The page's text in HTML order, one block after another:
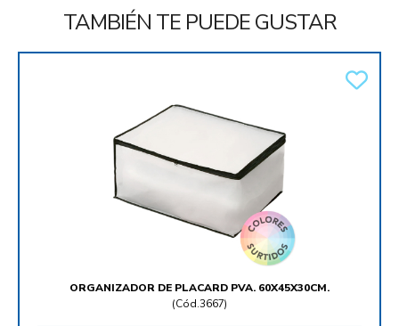
TAMBIÉN TE PUEDE GUSTAR
ORGANIZADOR DE PLACARD PVA. 60X45X30CM.
(Cód.3667)